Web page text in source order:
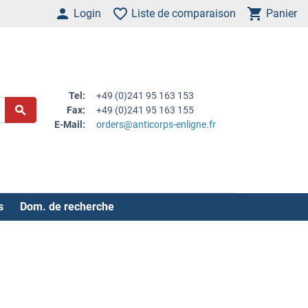
Login Liste de comparaison Panier
Tel:
+49 (0)241 95 163 153
Fax:
+49 (0)241 95 163 155
E-Mail:
orders@anticorps-enligne.fr
Dom. de recherche